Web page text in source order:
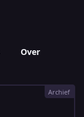
Over
Archief